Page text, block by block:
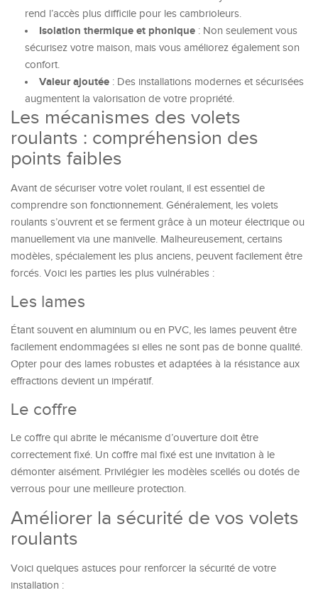
rend l’accès plus difficile pour les cambrioleurs.
Isolation thermique et phonique : Non seulement vous
sécurisez votre maison, mais vous améliorez également son
confort.
Valeur ajoutée : Des installations modernes et sécurisées
augmentent la valorisation de votre propriété.
Les mécanismes des volets
roulants : compréhension des
points faibles
Avant de sécuriser votre volet roulant, il est essentiel de
comprendre son fonctionnement. Généralement, les volets
roulants s’ouvrent et se ferment grâce à un moteur électrique ou
manuellement via une manivelle. Malheureusement, certains
modèles, spécialement les plus anciens, peuvent facilement être
forcés. Voici les parties les plus vulnérables :
Les lames
Étant souvent en aluminium ou en PVC, les lames peuvent être
facilement endommagées si elles ne sont pas de bonne qualité.
Opter pour des lames robustes et adaptées à la résistance aux
effractions devient un impératif.
Le coffre
Le coffre qui abrite le mécanisme d’ouverture doit être
correctement fixé. Un coffre mal fixé est une invitation à le
démonter aisément. Privilégier les modèles scellés ou dotés de
verrous pour une meilleure protection.
Améliorer la sécurité de vos volets
roulants
Voici quelques astuces pour renforcer la sécurité de votre
installation :